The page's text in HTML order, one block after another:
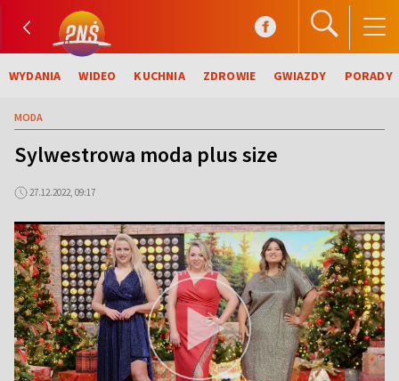
WYDANIA WIDEO KUCHNIA ZDROWIE GWIAZDY PORADY
MODA
Sylwestrowa moda plus size
27.12.2022, 09:17